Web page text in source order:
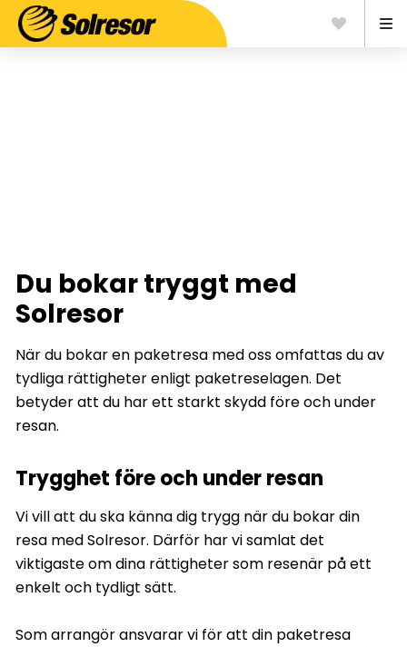
Du bokar tryggt med
Solresor
När du bokar en paketresa med oss omfattas du av
tydliga rättigheter enligt paketreselagen. Det
betyder att du har ett starkt skydd före och under
resan.
Trygghet före och under resan
Vi vill att du ska känna dig trygg när du bokar din
resa med Solresor. Därför har vi samlat det
viktigaste om dina rättigheter som resenär på ett
enkelt och tydligt sätt.
Som arrangör ansvarar vi för att din paketresa